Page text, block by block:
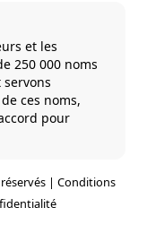
et les
250 000 noms
ces noms,
pour
| Conditions